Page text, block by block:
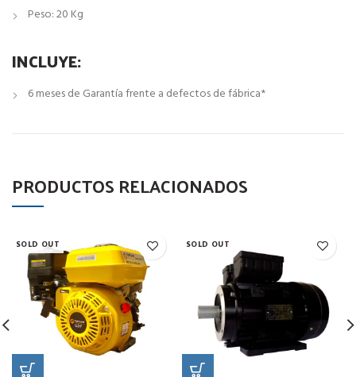
Peso: 20 Kg
INCLUYE:
6 meses de Garantía frente a defectos de fábrica*
PRODUCTOS RELACIONADOS
SOLD OUT SOLD OUT